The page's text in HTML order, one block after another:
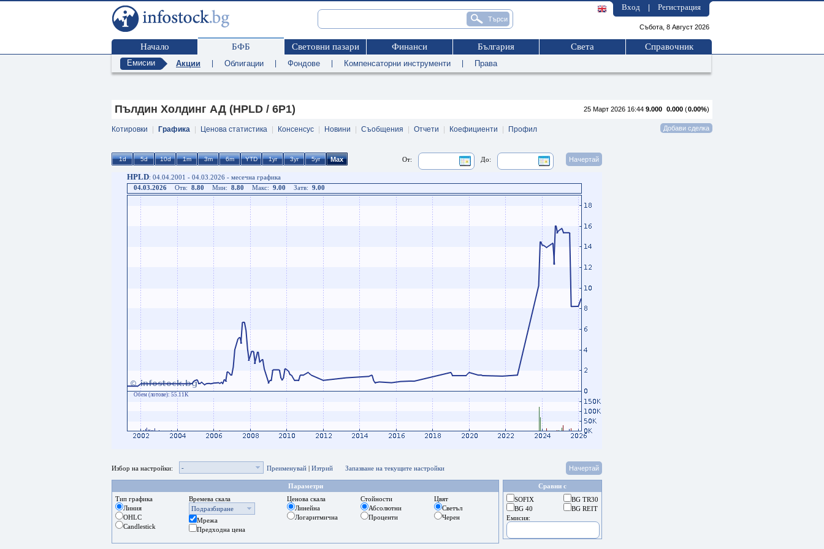
Вход Регистрация
Събота, 8 Август 2026
Начало БФБ Световни пазари Финанси България Света Справочник
Емисии Акции Облигации Фондове Компенсаторни инструменти Права
25 Март 2026 16:44 9.000 0.000 (0.00%)
Пълдин Холдинг АД (HPLD / 6P1)
Котировки Графика Ценова статистика Консенсус Новини Съобщения Отчети Коефициенти Профил
До:
От:
HPLD: 04.04.2001 - 04.03.2026 - месечна графика
04.03.2026
Отв: 8.80 Мин: 8.80 Макс: 9.00 Затв: 9.00
Обем (лотове): 55.11K
Избор на настройки: - Преименувай | Изтрий Запазване на текущите настройки
Сравни с
BG TR30
BG REIT
SOFIX
BG 40
Емисия:
Параметри
Тип графика
Линия
OHLC
Candlestick
Времева скала
Подразбиране
Мрежа
Предходна цена
Ценова скала
Линейна
Логаритмична
Стойности
Абсолютни
Проценти
Цвят
Светъл
Черен